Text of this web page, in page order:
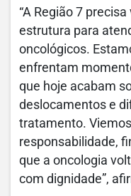
“A Região 7
estrutura para
oncológicos.
enfrentam
que hoje acabam
deslocamentos e
tratamento.
responsabilidade,
que a oncologia
com dignidade”,